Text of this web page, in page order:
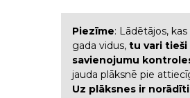
Piezīme: Lādētājos,
gada vidus, tu vari tieši
savienojumu
jauda plāksnē pie
Uz plāksnes ir